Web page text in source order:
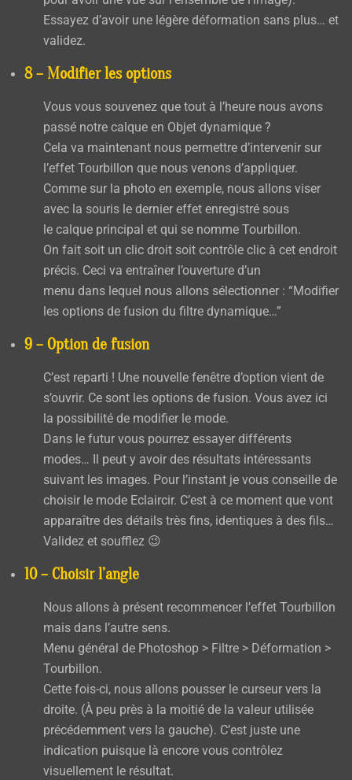
Essayez d’avoir une légère déformation sans plus… et
validez.
8 – Modifier les options
Vous vous souvenez que tout à l’heure nous avons
passé notre calque en Objet dynamique ?
Cela va maintenant nous permettre d’intervenir sur
l’effet Tourbillon que nous venons d’appliquer.
Comme sur la photo en exemple, nous allons viser
avec la souris le dernier effet enregistré sous
le calque principal et qui se nomme Tourbillon.
On fait soit un clic droit soit contrôle clic à cet endroit
précis. Ceci va entraîner l’ouverture d’un
menu dans lequel nous allons sélectionner : “Modifier
les options de fusion du filtre dynamique…”
9 – Option de fusion
C’est reparti ! Une nouvelle fenêtre d’option vient de
s’ouvrir. Ce sont les options de fusion. Vous avez ici
la possibilité de modifier le mode.
Dans le futur vous pourrez essayer différents
modes… Il peut y avoir des résultats intéressants
suivant les images. Pour l’instant je vous conseille de
choisir le mode Eclaircir. C’est à ce moment que vont
apparaître des détails très fins, identiques à des fils…
Validez et soufflez 😉
10 – Choisir l’angle
Nous allons à présent recommencer l’effet Tourbillon
mais dans l’autre sens.
Menu général de Photoshop > Filtre > Déformation >
Tourbillon.
Cette fois-ci, nous allons pousser le curseur vers la
droite. (À peu près à la moitié de la valeur utilisée
précédemment vers la gauche). C’est juste une
indication puisque là encore vous contrôlez
visuellement le résultat.